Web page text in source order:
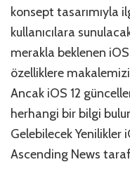
konsept tasarımıyla
kullanıcılara
merakla beklenen
özelliklere
Ancak iOS 12
herhangi bir bilgi
Gelebilecek Yenilikler
Ascending News